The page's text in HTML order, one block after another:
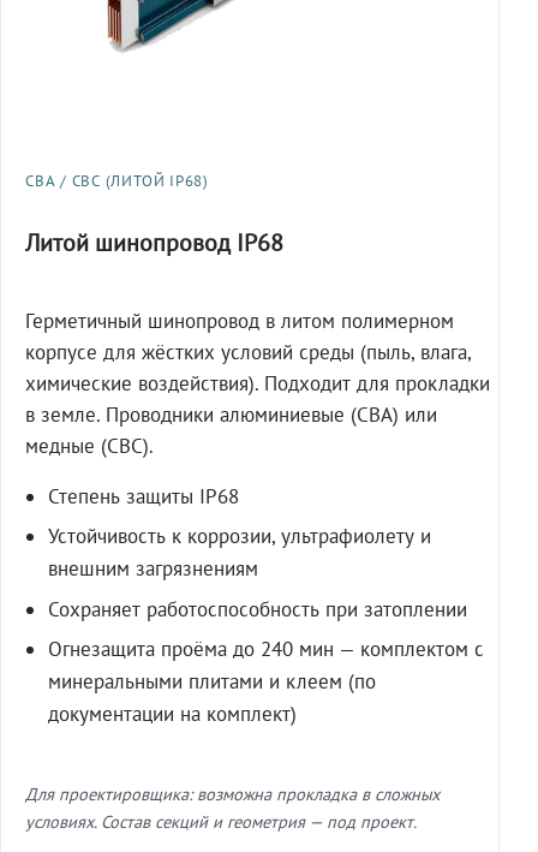
СВА / СВС (ЛИТОЙ IP68)
Литой шинопровод IP68
Герметичный шинопровод в литом полимерном
корпусе для жёстких условий среды (пыль, влага,
химические воздействия). Подходит для прокладки
в земле. Проводники алюминиевые (СВА) или
медные (СВС).
Степень защиты IP68
Устойчивость к коррозии, ультрафиолету и
внешним загрязнениям
Сохраняет работоспособность при затоплении
Огнезащита проёма до 240 мин — комплектом с
минеральными плитами и клеем (по
документации на комплект)
Для проектировщика: возможна прокладка в сложных
условиях. Состав секций и геометрия — под проект.